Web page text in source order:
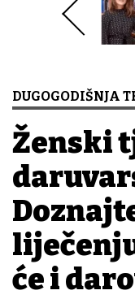
DUGOGODIŠNJA
Ženski
će i